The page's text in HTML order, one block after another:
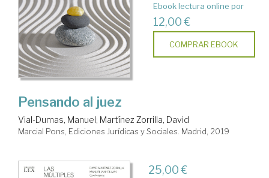
Ebook lectura online por
12,00 €
COMPRAR EBOOK
Pensando al juez
Vial-Dumas, Manuel; Martínez Zorrilla, David
Marcial Pons, Ediciones Jurídicas y Sociales. Madrid, 2019
25,00 €